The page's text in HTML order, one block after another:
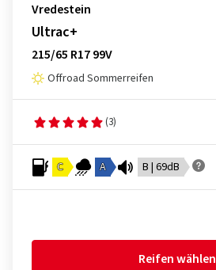
Vredestein
Ultrac+
215/65 R17 99V
Offroad Sommerreifen
(3)
C A B | 69dB
Reifen wählen